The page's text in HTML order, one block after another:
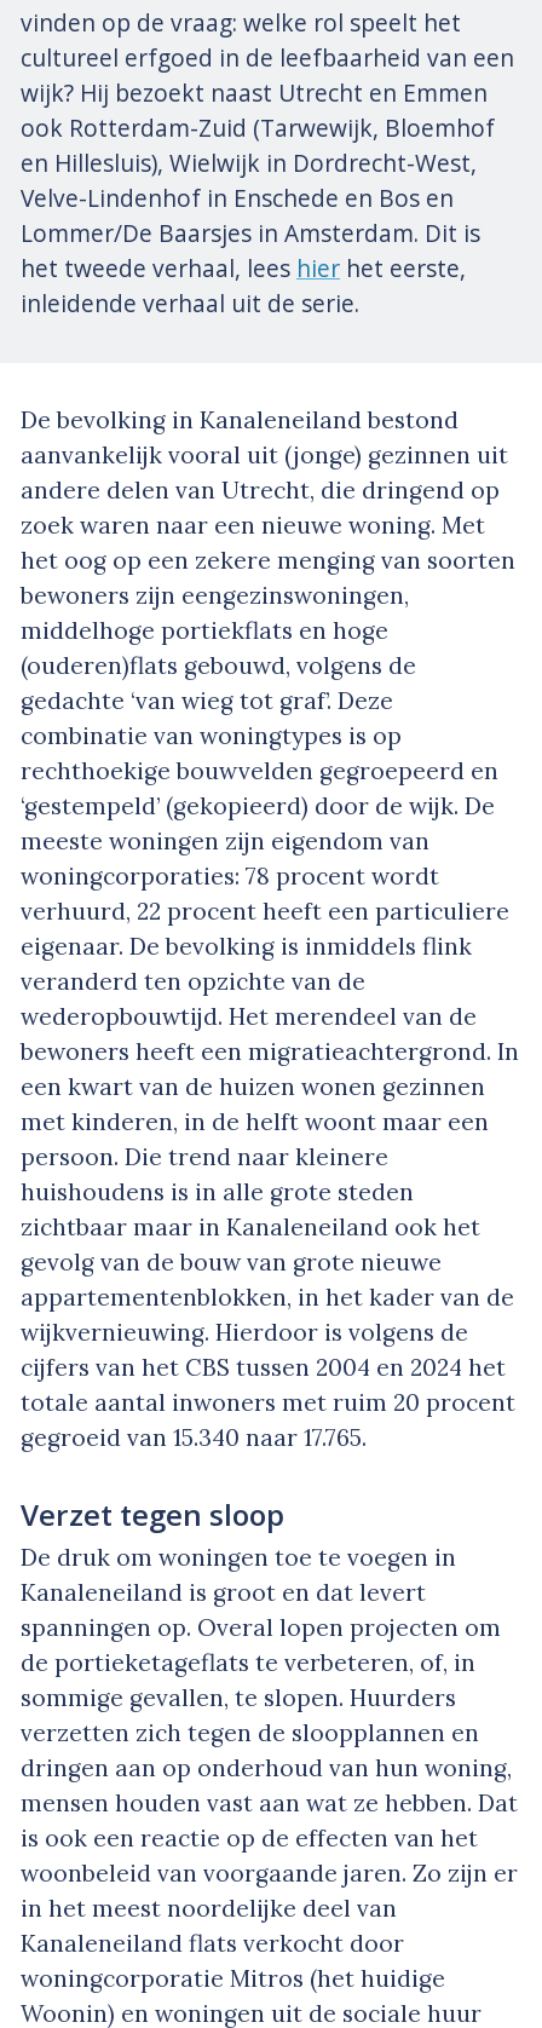
vinden op de vraag: welke rol speelt het
cultureel erfgoed in de leefbaarheid van een
wijk? Hij bezoekt naast Utrecht en Emmen
ook Rotterdam-Zuid (Tarwewijk, Bloemhof
en Hillesluis), Wielwijk in Dordrecht-West,
Velve-Lindenhof in Enschede en Bos en
Lommer/De Baarsjes in Amsterdam. Dit is
het tweede verhaal, lees hier het eerste,
inleidende verhaal uit de serie.
De bevolking in Kanaleneiland bestond
aanvankelijk vooral uit (jonge) gezinnen uit
andere delen van Utrecht, die dringend op
zoek waren naar een nieuwe woning. Met
het oog op een zekere menging van soorten
bewoners zijn eengezinswoningen,
middelhoge portiekflats en hoge
(ouderen)flats gebouwd, volgens de
gedachte ‘van wieg tot graf’. Deze
combinatie van woningtypes is op
rechthoekige bouwvelden gegroepeerd en
‘gestempeld’ (gekopieerd) door de wijk. De
meeste woningen zijn eigendom van
woningcorporaties: 78 procent wordt
verhuurd, 22 procent heeft een particuliere
eigenaar. De bevolking is inmiddels flink
veranderd ten opzichte van de
wederopbouwtijd. Het merendeel van de
bewoners heeft een migratieachtergrond. In
een kwart van de huizen wonen gezinnen
met kinderen, in de helft woont maar een
persoon. Die trend naar kleinere
huishoudens is in alle grote steden
zichtbaar maar in Kanaleneiland ook het
gevolg van de bouw van grote nieuwe
appartementenblokken, in het kader van de
wijkvernieuwing. Hierdoor is volgens de
cijfers van het CBS tussen 2004 en 2024 het
totale aantal inwoners met ruim 20 procent
gegroeid van 15.340 naar 17.765.
Verzet tegen sloop
De druk om woningen toe te voegen in
Kanaleneiland is groot en dat levert
spanningen op. Overal lopen projecten om
de portieketageflats te verbeteren, of, in
sommige gevallen, te slopen. Huurders
verzetten zich tegen de sloopplannen en
dringen aan op onderhoud van hun woning,
mensen houden vast aan wat ze hebben. Dat
is ook een reactie op de effecten van het
woonbeleid van voorgaande jaren. Zo zijn er
in het meest noordelijke deel van
Kanaleneiland flats verkocht door
woningcorporatie Mitros (het huidige
Woonin) en woningen uit de sociale huur